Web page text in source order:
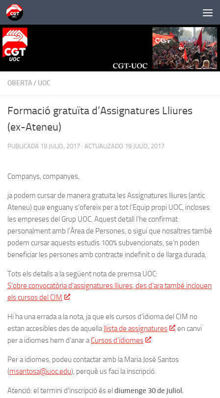
Saltar al contenido
OBERTA/ UOC
Formació gratuïta d’Assignatures Lliures
(ex-Ateneu)
PUBLICADA 19 JULIO, 2017 · ACTUALIZADO 19 JULIO, 2017
Companys, companyes,
ja podem cursar de manera gratuïta les Assignatures lliures (antic
Ateneu) que enguany s’ofereix per a tot l’Equip propi UOC, incloses
les empreses del Grup UOC. Aquest detall l’he confirmat
personalment amb l’Àrea de Persones, o sigui que nosaltres també
podem cursar aquests estudis 100% subvencionats, se’n poden
beneficiar les persones amb contracte indefinit o de llarga durada.
Tots els detalls a la següent nota de premsa UOC:
S’obre convocatòria d’assignatures lliures, des d’ara també inclouen
els cursos del CIM
Hi ha una errada a la nota, ja que els cursos d’idioma del CIM no
estan accesibles des de aquella llista de assignatures
, en canvi
per a idiomes hem d’anar a Cursos d’idiomes .
Per a idiomes, podeu contactar amb la Maria José Santos
(msantosa@uoc.edu), perquè us faci la inscripció.
Atenció: el termini d’inscripció és el diumenge 30 de juliol